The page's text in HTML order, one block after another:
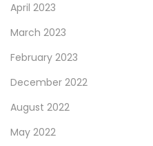
April 2023
March 2023
February 2023
December 2022
August 2022
May 2022